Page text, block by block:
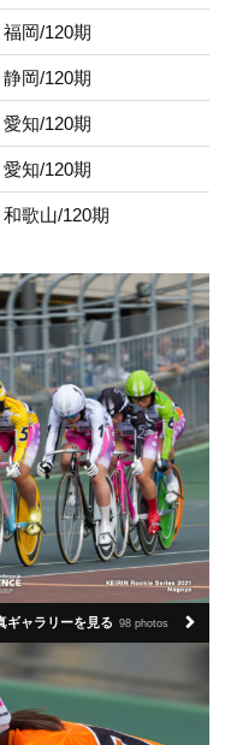
福岡/120期
静岡/120期
愛知/120期
愛知/120期
和歌山/120期
ギャラリーを見る 98 photos